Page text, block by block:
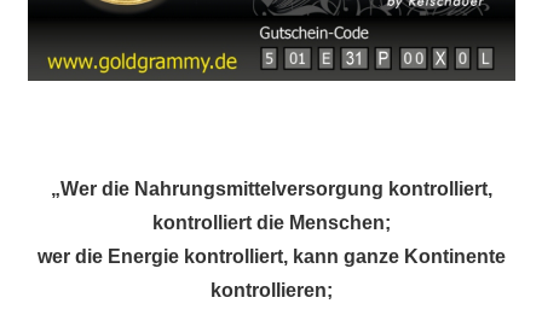
„Wer die Nahrungsmittelversorgung kontrolliert,
kontrolliert die Menschen;
wer die Energie kontrolliert, kann ganze Kontinente
kontrollieren;